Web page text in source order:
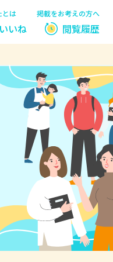
とは 掲載をお考えの方へ
いね 閲覧履歴